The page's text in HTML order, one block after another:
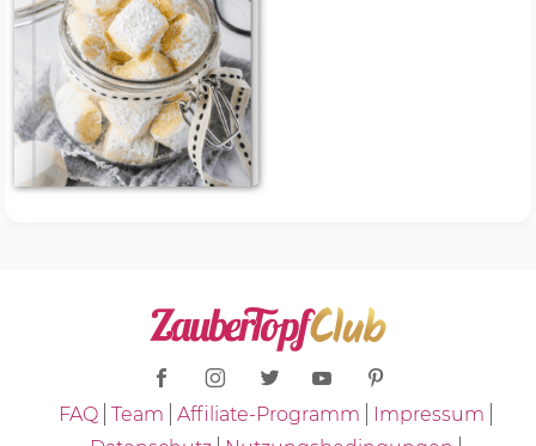
FAQ Team Affiliate-Programm
Impressum